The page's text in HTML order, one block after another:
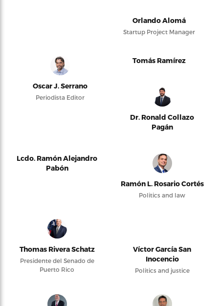
Orlando Alomá
Startup Project Manager
Oscar J. Serrano
Periodista Editor
Tomás Ramírez
Dr. Ronald Collazo
Pagán
Lcdo. Ramón Alejandro
Pabón
Ramón L. Rosario Cortés
Politics and law
Thomas Rivera Schatz
Presidente del Senado de
Puerto Rico
Víctor García San
Inocencio
Politics and justice